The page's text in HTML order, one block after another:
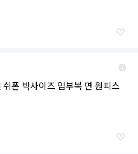
쉬폰 빅사이즈 임부복 면 원피스